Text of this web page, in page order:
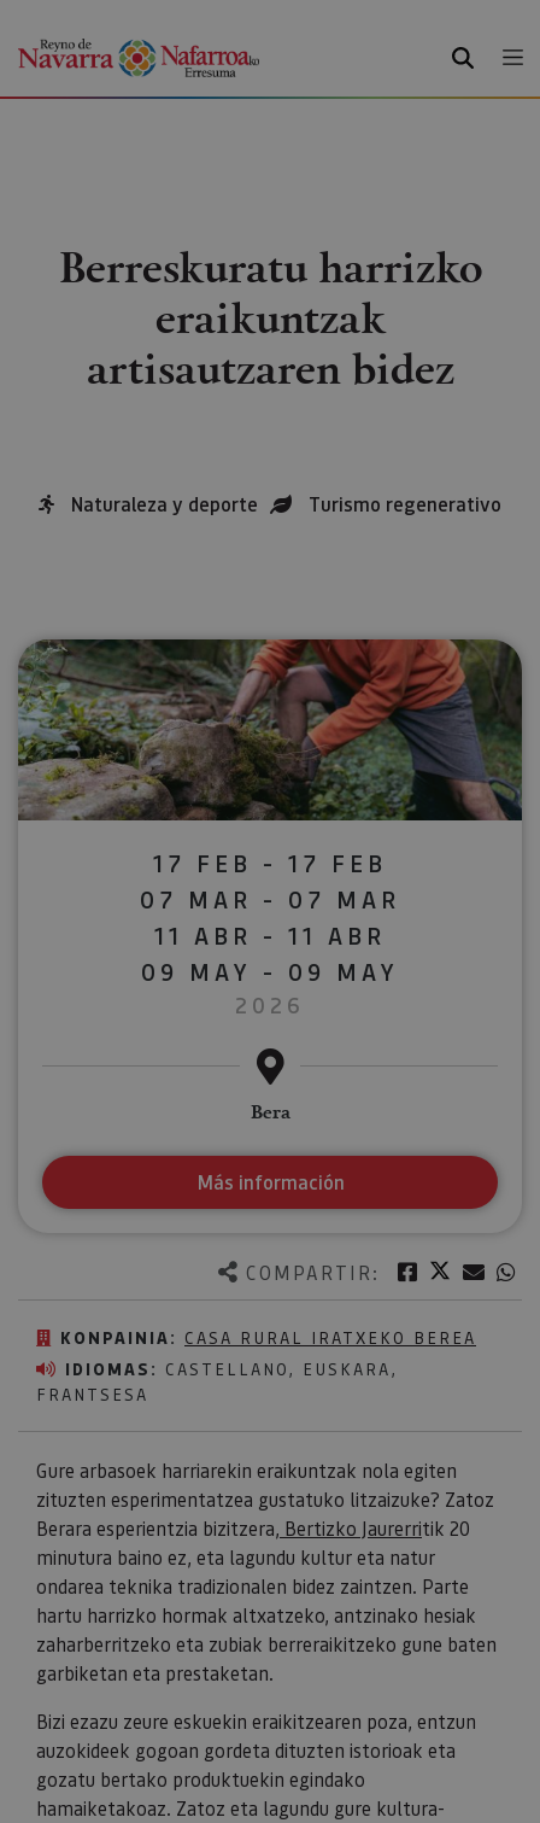
BILATU
Berreskuratu harrizko
eraikuntzak
artisautzaren bidez
Naturaleza y deporte Turismo regenerativo
COMPARTIR: Facebook
Twitter
KONPAINIA: CASA RURAL IRATXEKO BEREA
IDIOMAS: CASTELLANO, EUSKARA,
FRANTSESA
Gure arbasoek harriarekin eraikuntzak nola egiten
zituzten esperimentatzea gustatuko litzaizuke? Zatoz
Berara esperientzia bizitzera, Bertizko Jaurerritik 20
minutura baino ez, eta lagundu kultur eta natur
ondarea teknika tradizionalen bidez zaintzen. Parte
hartu harrizko hormak altxatzeko, antzinako hesiak
zaharberritzeko eta zubiak berreraikitzeko gune baten
garbiketan eta prestaketan.
Bizi ezazu zeure eskuekin eraikitzearen poza, entzun
auzokideek gogoan gordeta dituzten istorioak eta
gozatu bertako produktuekin egindako
hamaiketakoaz. Zatoz eta lagundu gure kultura-
17 FEB - 17 FEB
07 MAR - 07 MAR
11 ABR - 11 ABR
09 MAY - 09 MAY
2026
Bera
Más información